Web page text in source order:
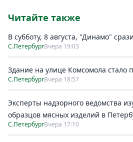
Читайте также
В субботу, 8 августа, "Динамо"
С.ПетербургВчера 19:03
Здание на улице Комсомола стало
С.ПетербургВчера 18:57
Эксперты надзорного ведомства
образцов мясных изделий в
С.ПетербургВчера 17:10